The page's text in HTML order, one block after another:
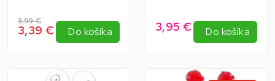
3,99 €
3,39 € Do košíka 3,95 € Do košíka